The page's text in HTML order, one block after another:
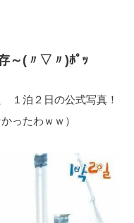
～(〃▽〃)ﾎﾟｯ
泊２日の公式写真！
ったわｗｗ）